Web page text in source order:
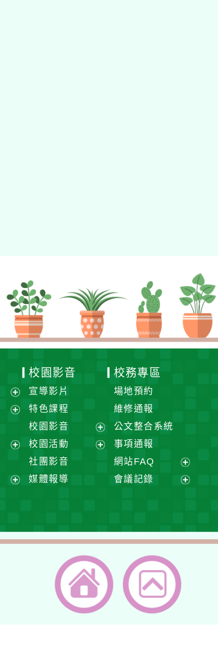
展
開
單
選
選
單
校園影音
宣導影片
特色課程
校園影音
展
開
校園活動
社團影音
媒體報導
校務專區
場地預約
維修通報
公文整合系統
事項通報
網站FAQ
展
會議記錄
單